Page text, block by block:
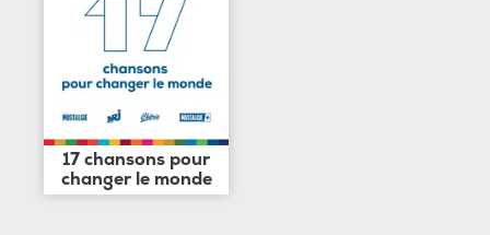
17 chansons pour
changer le monde